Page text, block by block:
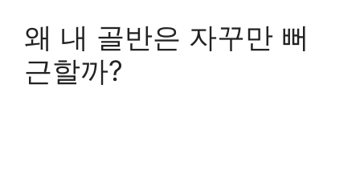
왜 내 골반은 자꾸만 뻐
근할까?